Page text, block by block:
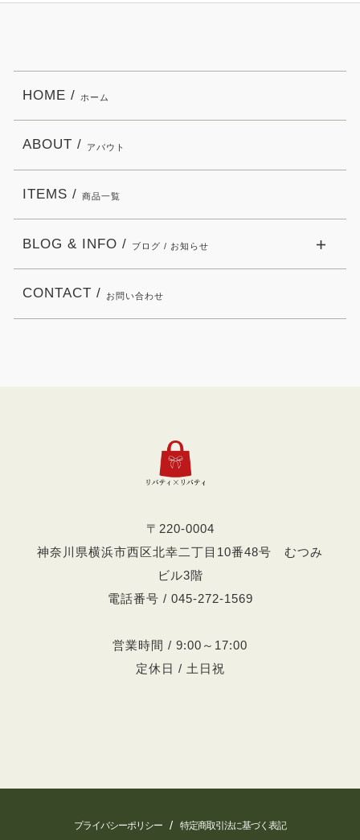
〒220-0004
神奈川県横浜市西区北幸二丁目10番48号 むつみ
ビル3階
電話番号 / 045-272-1569
営業時間 / 9:00～17:00
定休日 / 土日祝
HOME / ホーム
ABOUT / アバウト
ITEMS / 商品一覧
BLOG & INFO / ブログ / お知らせ
CONTACT / お問い合わせ
プライバシーポリシー / 特定商取引法に基づく表記